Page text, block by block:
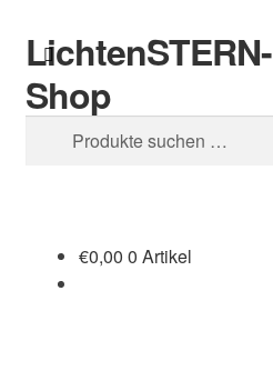
Zur
Navigation
springen
Zum
Inhalt
springen
LichtenSTERN-
Shop
Suchen
Suchen
€0,00 0 Artikel